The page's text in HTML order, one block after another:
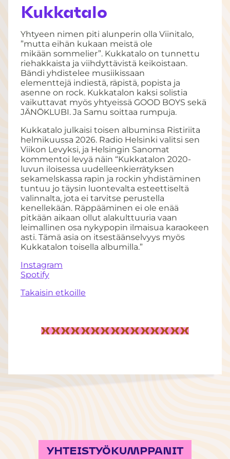
Kukkatalo
Yhtyeen nimen piti alunperin olla Viinitalo,
”mutta eihän kukaan meistä ole
mikään sommelier”. Kukkatalo on tunnettu
riehakkaista ja viihdyttävistä keikoistaan.
Bändi yhdistelee musiikissaan
elementtejä indiestä, räpistä, popista ja
asenne on rock. Kukkatalon kaksi solistia
vaikuttavat myös yhtyeissä GOOD BOYS sekä
JÄNÖKLUBI. Ja Samu soittaa rumpuja.
Kukkatalo julkaisi toisen albuminsa Ristiriita
helmikuussa 2026. Radio Helsinki valitsi sen
Viikon Levyksi, ja Helsingin Sanomat
kommentoi levyä näin “Kukkatalon 2020-
luvun iloisessa uudelleenkierrätyksen
sekamelskassa rapin ja rockin yhdistäminen
tuntuu jo täysin luontevalta esteettiseltä
valinnalta, jota ei tarvitse perustella
kenellekään. Räppääminen ei ole enää
pitkään aikaan ollut alakulttuuria vaan
leimallinen osa nykypopin ilmaisua karaokeen
asti. Tämä asia on itsestäänselvyys myös
Kukkatalon toisella albumilla.”
Instagram
Spotify
Takaisin etkoille
YHTEISTYÖKUMPPANIT